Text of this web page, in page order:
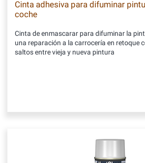
Cinta adhesiva para difuminar
coche
Cinta de enmascarar para difuminar la
una reparación a la carrocería en retoque
saltos entre vieja y nueva pintura